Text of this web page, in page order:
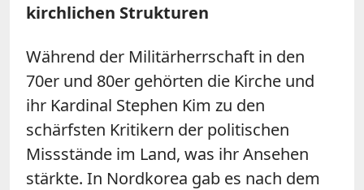
kirchlichen Strukturen
Während der Militärherrschaft in den
70er und 80er gehörten die Kirche und
ihr Kardinal Stephen Kim zu den
schärfsten Kritikern der politischen
Missstände im Land, was ihr Ansehen
stärkte. In Nordkorea gab es nach dem